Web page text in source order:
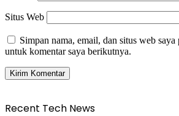
Situs Web
Simpan nama, email, dan situs web saya
untuk komentar saya berikutnya.
Recent Tech News